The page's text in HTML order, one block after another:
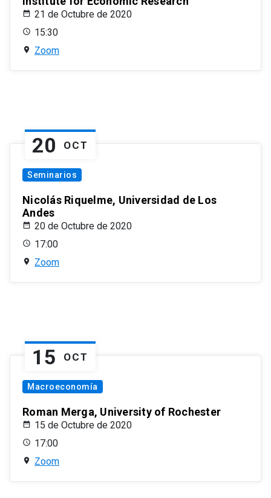
21 de Octubre de 2020
15:30
Zoom
20 OCT
Seminarios
Nicolás Riquelme, Universidad de Los
Andes
20 de Octubre de 2020
17:00
Zoom
15 OCT
Macroeconomía
Roman Merga, University of Rochester
15 de Octubre de 2020
17:00
Zoom